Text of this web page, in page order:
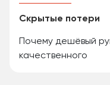
Скрытые потери
Почему дешёвый
качественного